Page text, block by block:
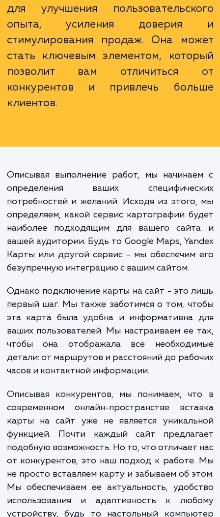
Подключение карты с адресом на
сайт - это гораздо больше, чем
указание местоположения
офиса или магазина. Это
для улучшения
позволит вам отличиться
конкурентов и привлечь
клиентов.
определения ваших
потребностей и желаний. Исходя из
определяем, какой сервис картографии
наиболее подходящим для вашего
вашей аудитории. Будь то Google Maps,
Карты или другой сервис - мы обеспечим
Однако подключение карты на сайт - это
первый шаг. Мы также заботимся о том,
эта карта была удобна и информативна
ваших пользователей. Мы настраиваем ее
чтобы она отображала все
детали: от маршрутов и расстояний до
часов и контактной информации.